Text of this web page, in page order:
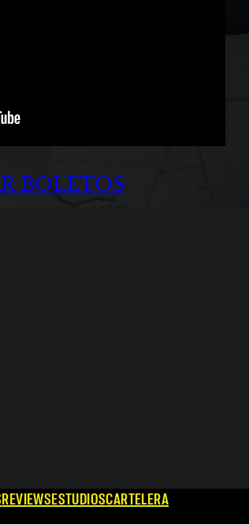
BOLETOS
REVIEWSESTUDIOSCARTELERA